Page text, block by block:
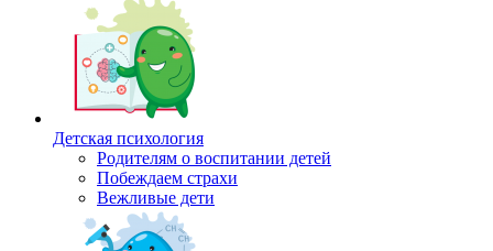
Детская психология
Родителям о воспитании детей
Побеждаем страхи
Вежливые дети